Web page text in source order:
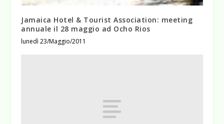
Jamaica Hotel & Tourist Association: meeting
annuale il 28 maggio ad Ocho Rios
lunedì 23/Maggio/2011